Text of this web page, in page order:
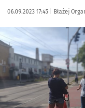
Data publikacji:
06.09.2023 17:45 | Autor:
Błażej
Kliknij, aby zobaczyć